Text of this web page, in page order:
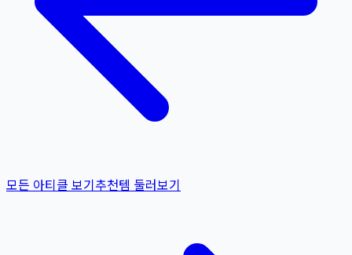
모든 아티클 보기추천템 둘러보기